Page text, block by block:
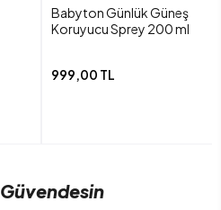
Babyton Günlük Güneş
Koruyucu Sprey 200 ml
999,00 TL
Güvendesin